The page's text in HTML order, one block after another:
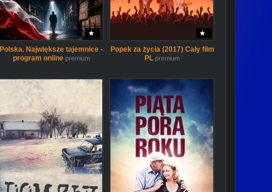
Polska. Największe tajemnice -
program online premium
Popek za życia (2017) Cały film
PL premium